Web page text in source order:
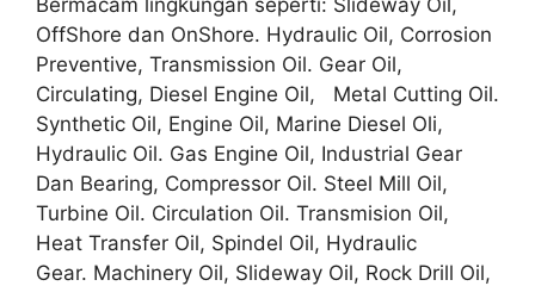
OffShore dan OnShore. Hydraulic Oil, Corrosion
Preventive, Transmission Oil. Gear Oil,
Circulating, Diesel Engine Oil, Metal Cutting Oil.
Synthetic Oil, Engine Oil, Marine Diesel Oli,
Hydraulic Oil. Gas Engine Oil, Industrial Gear
Dan Bearing, Compressor Oil. Steel Mill Oil,
Turbine Oil. Circulation Oil. Transmision Oil,
Heat Transfer Oil, Spindel Oil, Hydraulic
Gear. Machinery Oil, Slideway Oil, Rock Drill Oil,